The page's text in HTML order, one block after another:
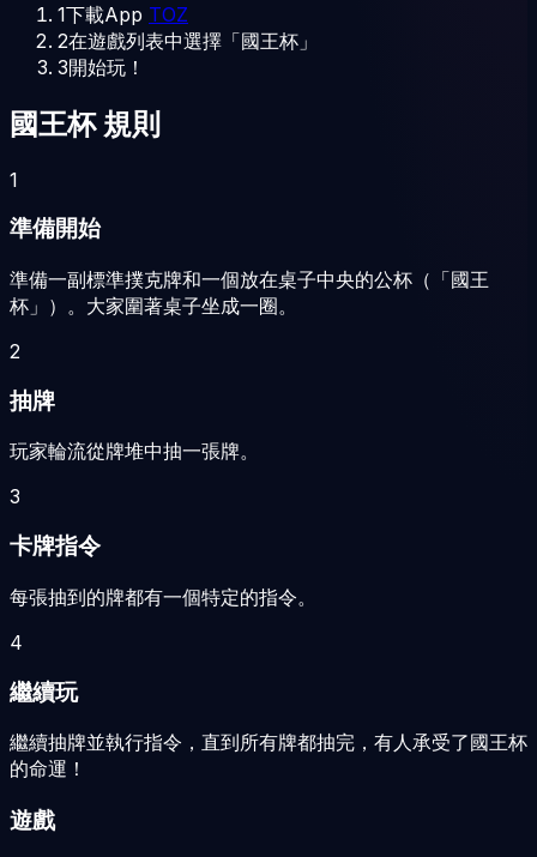
1下載App TOZ
2在遊戲列表中選擇「國王杯」
3開始玩！
國王杯 規則
1
準備開始
準備一副標準撲克牌和一個放在桌子中央的公杯（「國王
杯」）。大家圍著桌子坐成一圈。
2
抽牌
玩家輪流從牌堆中抽一張牌。
3
卡牌指令
每張抽到的牌都有一個特定的指令。
4
繼續玩
繼續抽牌並執行指令，直到所有牌都抽完，有人承受了國王杯
的命運！
遊戲